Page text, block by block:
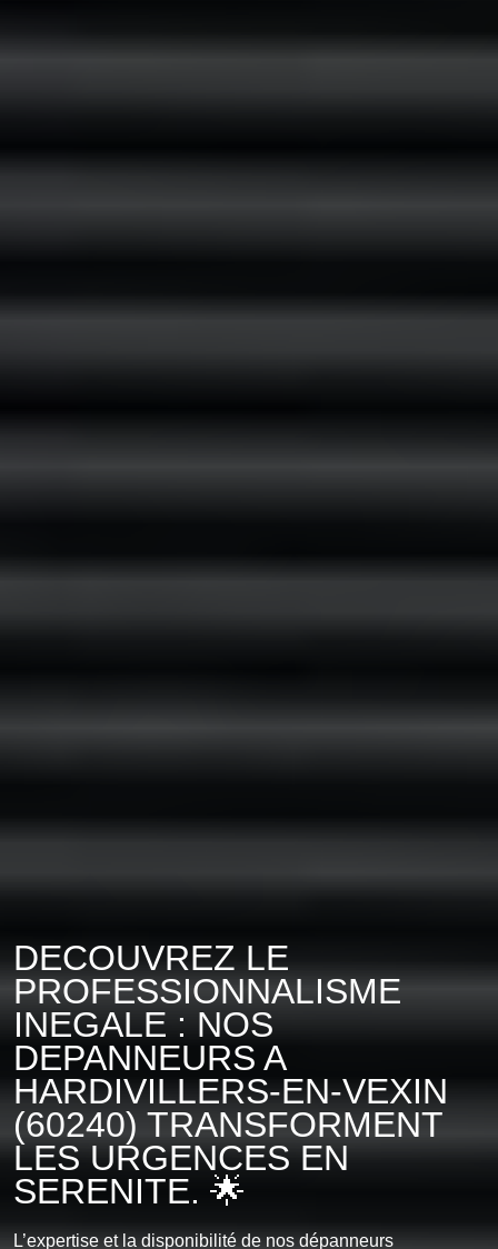
DECOUVREZ LE
PROFESSIONNALISME
INEGALE : NOS
DEPANNEURS A
HARDIVILLERS-EN-VEXIN
(60240) TRANSFORMENT
LES URGENCES EN
SERENITE. 🌟
L’expertise et la disponibilité de nos dépanneurs